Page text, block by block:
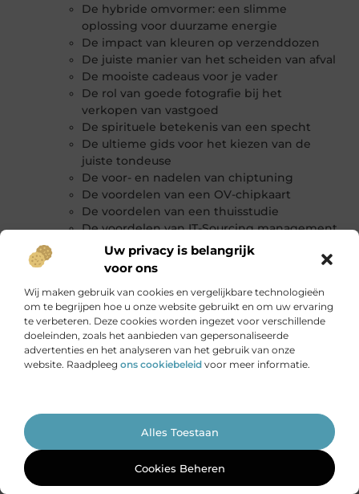
Uw privacy is belangrijk
voor ons
Wij maken gebruik van cookies en vergelijkbare technologieën
om te begrijpen hoe u onze website gebruikt en om uw ervaring
te verbeteren. Deze cookies worden ingezet voor verschillende
doeleinden, zoals het aanbieden van gepersonaliseerde
advertenties en het analyseren van het gebruik van onze
website. Raadpleeg ons cookiebeleid voor meer informatie.
Alles Toestaan
Cookies Beheren
Ga Naar
De hybride omvormer: een slimme
oplossing voor duurzame energie
De impact van kleuren op verzenddozen
De juiste manier van het scheiden van afval
De mooiste cadeaus voor je vader
De rol van goede fotografie bij het
verkopen van vastgoed
De spirituele betekenis van een specht
De ultieme gids voor het kiezen van de
juiste tondeuse
De voor- en nadelen van chiptuning
De voordelen van een OV-chipkaart
De voordelen van een thuisstudie
De voordelen van IT-Sourcing management
voor efficiënt Cloud Cost Management
De voordelen van loopbaancoaching in
De voordelen van zonnepanelen en thuis
accu’s
De wereld van hoeslakens
Deel van de familie
Dennenschors als bodembedekking:
ontspannen
Dit zijn de leukste verrassingen voor
Moederdag
Drie tips om onvoorziene kosten te